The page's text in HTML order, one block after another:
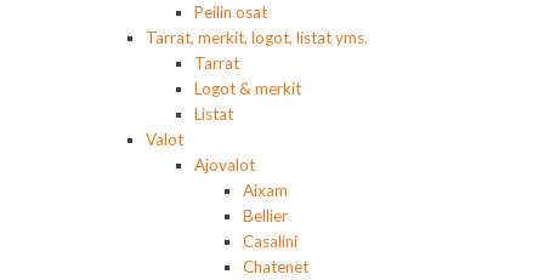
Peilin osat
Tarrat, merkit, logot, listat yms.
Tarrat
Logot & merkit
Listat
Valot
Ajovalot
Aixam
Bellier
Casalini
Chatenet